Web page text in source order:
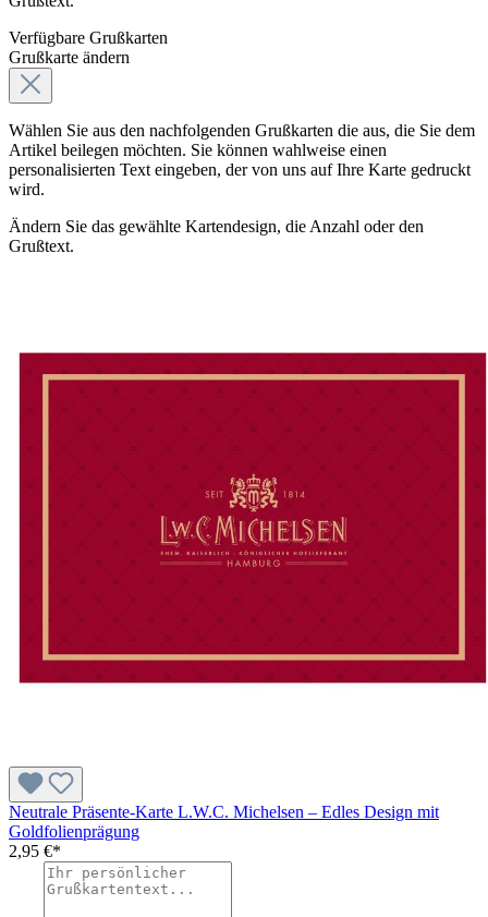
Verfügbare Grußkarten
Grußkarte ändern
Wählen Sie aus den nachfolgenden Grußkarten die aus, die Sie dem
Artikel beilegen möchten. Sie können wahlweise einen
personalisierten Text eingeben, der von uns auf Ihre Karte gedruckt
wird.
Ändern Sie das gewählte Kartendesign, die Anzahl oder den
Grußtext.
Neutrale Präsente-Karte L.W.C. Michelsen – Edles Design mit
Goldfolienprägung
2,95 €*